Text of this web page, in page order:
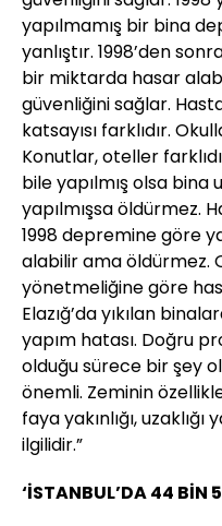
yapılmamış bir bina
yanlıştır. 1998’den
bir miktarda hasar
güvenliğini sağlar.
katsayısı farklıdır.
Konutlar, oteller
bile yapılmış olsa
yapılmışsa öldürmez.
1998 depremine göre
alabilir ama öldürmez.
yönetmeliğine göre
Elazığ’da yıkılan
yapım hatası. Doğru
olduğu sürece bir şey
önemli. Zeminin
faya yakınlığı,
ilgilidir.”
‘İSTANBUL’DA 44 BİN